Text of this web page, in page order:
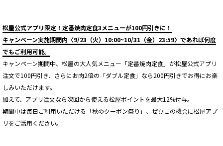
松屋公式アプリ限定！定番焼肉定食3メニューが100円引きに！
キャンペーン実施期間内〈9/23（火）10:00~10/31（金）23:59〉であれば何度
でもご利用可能。
キャンペーン期間中、松屋の大人気メニュー「定番焼肉定食」が松屋公式アプリ
注文で100円引き、さらにお肉2倍の「ダブル定食」なら200円引きでお得にお楽
しみいただけます。
加えて、アプリ注文なら次回から使える松屋ポイントを最大12%付与。
期間中は毎日ご利用いただける「秋のクーポン祭り」、ぜひこの機会に松屋アプ
リをご活用ください。